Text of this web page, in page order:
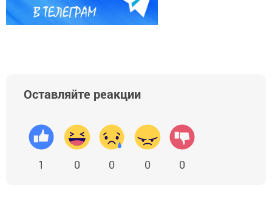
Оставляйте реакции
1 0 0 0 0